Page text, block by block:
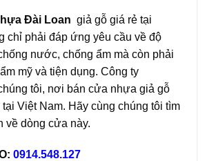
Đài Loan giả gỗ giá rẻ tại
chỉ phải đáp ứng yêu cầu về độ
nước, chống ẩm mà còn phải
mỹ và tiện dụng. Công ty
tôi, nơi bán cửa nhựa giả gỗ
Việt Nam. Hãy cùng chúng tôi tìm
về dòng cửa này.
0914.548.127